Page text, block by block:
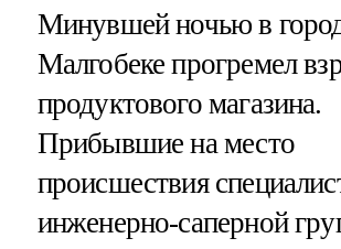
Минувшей ночью в
Малгобеке прогремел
продуктового магазина.
Прибывшие на место
происшествия
инженерно-саперной